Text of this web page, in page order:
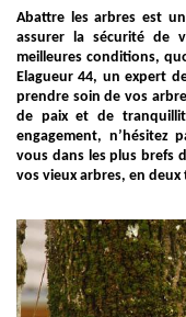
Abattre les arbres est
assurer la sécurité de
meilleures conditions,
Elagueur 44, un expert
prendre soin de vos
de paix et de
engagement, n’hésitez
vous dans les plus brefs
vos vieux arbres, en